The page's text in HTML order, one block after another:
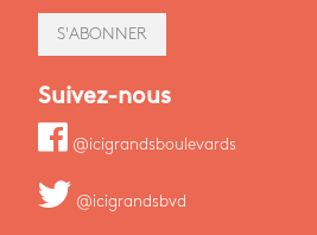
S'ABONNER
Suivez-nous
@icigrandsboulevards
@icigrandsbvd